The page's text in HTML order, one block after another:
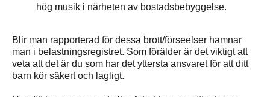
hög musik i närheten av bostadsbebyggelse.
Blir man rapporterad för dessa brott/förseelser hamnar
man i belastningsregistret. Som förälder är det viktigt att
veta att det är du som har det yttersta ansvaret för att ditt
barn kör säkert och lagligt.